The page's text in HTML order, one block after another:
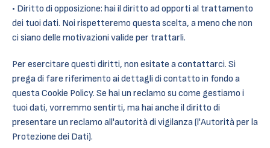
Diritto di opposizione: hai il diritto ad opporti al trattamento
dei tuoi dati. Noi rispetteremo questa scelta, a meno che non
ci siano delle motivazioni valide per trattarli.
Per esercitare questi diritti, non esitate a contattarci. Si
prega di fare riferimento ai dettagli di contatto in fondo a
questa Cookie Policy. Se hai un reclamo su come gestiamo i
tuoi dati, vorremmo sentirti, ma hai anche il diritto di
presentare un reclamo all'autorità di vigilanza (l'Autorità per la
Protezione dei Dati).